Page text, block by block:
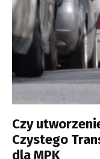
Czy
Czystego
dla MPK